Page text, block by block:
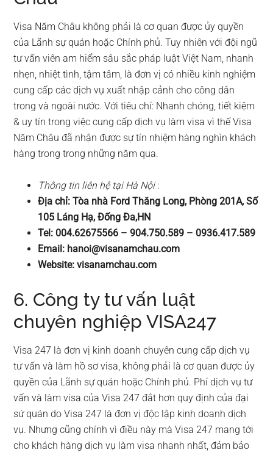
Visa Năm Châu không phải là cơ quan được ủy quyền
của Lãnh sự quán hoặc Chính phủ. Tuy nhiên với đội ngũ
tư vấn viên am hiểm sâu sắc pháp luật Việt Nam, nhanh
nhẹn, nhiệt tình, tậm tâm, là đơn vị có nhiều kinh nghiệm
cung cấp các dịch vụ xuất nhập cảnh cho công dân
trong và ngoài nước. Với tiêu chí: Nhanh chóng, tiết kiệm
& uy tín trong việc cung cấp dịch vụ làm visa vì thế Visa
Năm Châu đã nhận được sự tín nhiệm hàng nghìn khách
hàng trong trong những năm qua.
Thông tin liên hệ tại Hà Nội:
Địa chỉ: Tòa nhà Ford Thăng Long, Phòng 201A, Số
105 Láng Hạ, Đống Đa,HN
Tel: 004.62675566 – 904.750.589 – 0936.417.589
Email: hanoi@visanamchau.com
Website: visanamchau.com
6. Công ty tư vấn luật
chuyên nghiệp VISA247
Visa 247 là đơn vị kinh doanh chuyên cung cấp dịch vụ
tư vấn và làm hồ sơ visa, không phải là cơ quan được ủy
quyền của Lãnh sự quán hoặc Chính phủ. Phí dịch vụ tư
vấn và làm visa của Visa 247 đắt hơn quy định của đại
sứ quán do Visa 247 là đơn vị độc lập kinh doanh dịch
vụ. Nhưng cũng chính vì điều này mà Visa 247 mang tới
cho khách hàng dịch vụ làm visa nhanh nhất, đảm bảo